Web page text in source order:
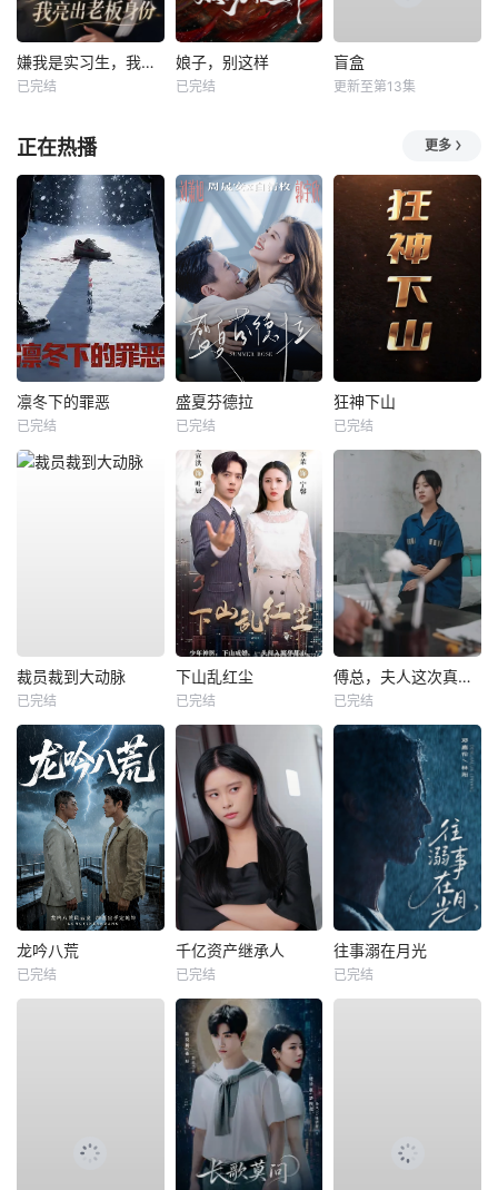
嫌我是实习生，我亮出老板身份
已完结
娘子，别这样
已完结
盲盒
更新至第13集
正在热播 更多
凛冬下的罪恶
已完结
盛夏芬德拉
已完结
狂神下山
已完结
裁员裁到大动脉
已完结
下山乱红尘
已完结
傅总，夫人这次真的死了
已完结
龙吟八荒
已完结
千亿资产继承人
已完结
往事溺在月光
已完结